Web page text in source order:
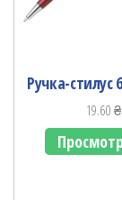
Ручка-стилус
19.60₴